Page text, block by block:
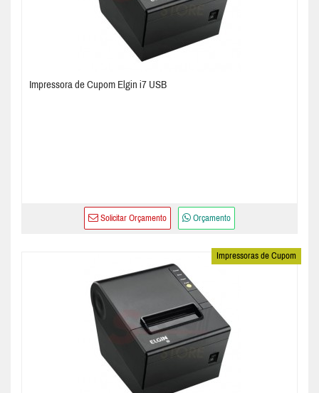
Impressora de Cupom Elgin i7 USB
Solicitar Orçamento Orçamento
Impressoras de Cupom